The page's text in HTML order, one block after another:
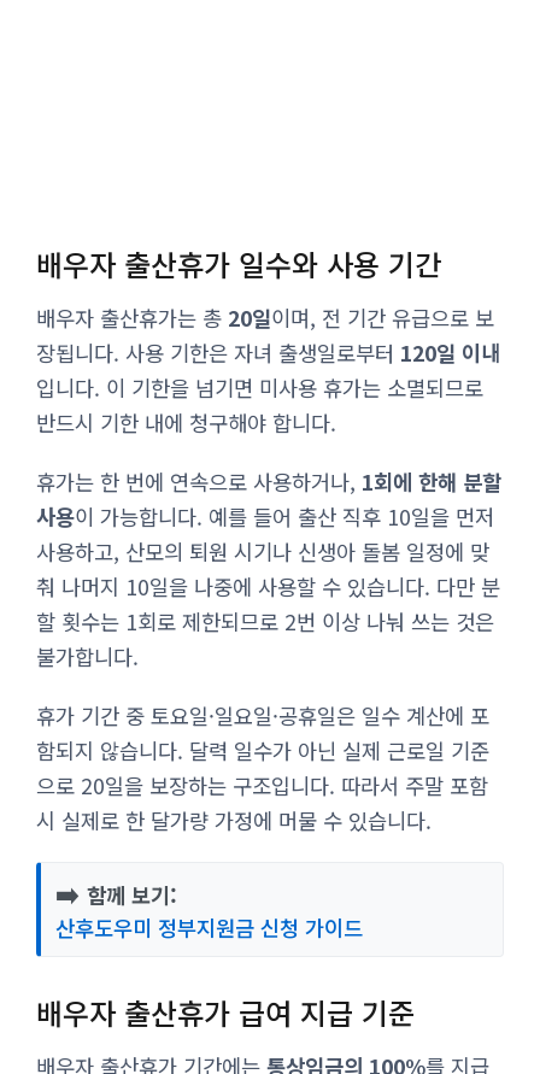
배우자 출산휴가 일수와 사용 기간
배우자 출산휴가는 총 20일이며, 전 기간 유급으로 보
장됩니다. 사용 기한은 자녀 출생일로부터 120일 이내
입니다. 이 기한을 넘기면 미사용 휴가는 소멸되므로
반드시 기한 내에 청구해야 합니다.
휴가는 한 번에 연속으로 사용하거나, 1회에 한해 분할
사용이 가능합니다. 예를 들어 출산 직후 10일을 먼저
사용하고, 산모의 퇴원 시기나 신생아 돌봄 일정에 맞
춰 나머지 10일을 나중에 사용할 수 있습니다. 다만 분
할 횟수는 1회로 제한되므로 2번 이상 나눠 쓰는 것은
불가합니다.
휴가 기간 중 토요일·일요일·공휴일은 일수 계산에 포
함되지 않습니다. 달력 일수가 아닌 실제 근로일 기준
으로 20일을 보장하는 구조입니다. 따라서 주말 포함
시 실제로 한 달가량 가정에 머물 수 있습니다.
➡️ 함께 보기:
산후도우미 정부지원금 신청 가이드
배우자 출산휴가 급여 지급 기준
배우자 출산휴가 기간에는 통상임금의 100%를 지급